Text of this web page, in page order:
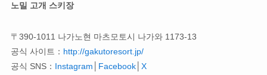
노밀 고개 스키장
〒390-1011 나가노현 마츠모토시 나가와 1173-13
공식 사이트： http://gakutoresort.jp/
공식 SNS： Instagram Facebook│ X